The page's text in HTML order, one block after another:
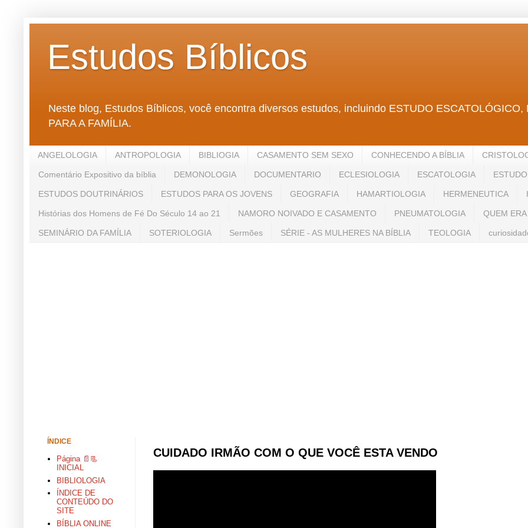
Estudos Bíblicos
Neste blog, Estudos Bíblicos, você encontra diversos estudos, incluindo ESTUDO
PARA A FAMÍLIA.
ANGELOLOGIA ANTROPOLOGIA BIBLIOGIA CASAMENTO SEM SEXO CONHECENDO A BÍBLIA
Comentário Expositivo da bíblia DEMONOLOGIA DOCUMENTARIO ECLESIOLOGIA ESCATOLOGIA
ESTUDOS DOUTRINÁRIOS ESTUDOS PARA OS JOVENS GEOGRAFIA HAMARTIOLOGIA HERMENEUTICA
Histórias dos Homens de Fé Do Século 14 ao 21 NAMORO NOIVADO E CASAMENTO PNEUMATOLOGIA QUEM
SEMINÁRIO DA FAMÍLIA SOTERIOLOGIA Sermões SÉRIE - AS MULHERES NA BÍBLIA TEOLOGIA
CUIDADO IRMÃO COM O QUE VOCÊ ESTA VENDO
ÍNDICE
Página 📄📃
INICIAL
BIBLIOLOGIA
ÍNDICE DE
CONTEÚDO DO
SITE
BÍBLIA ONLINE